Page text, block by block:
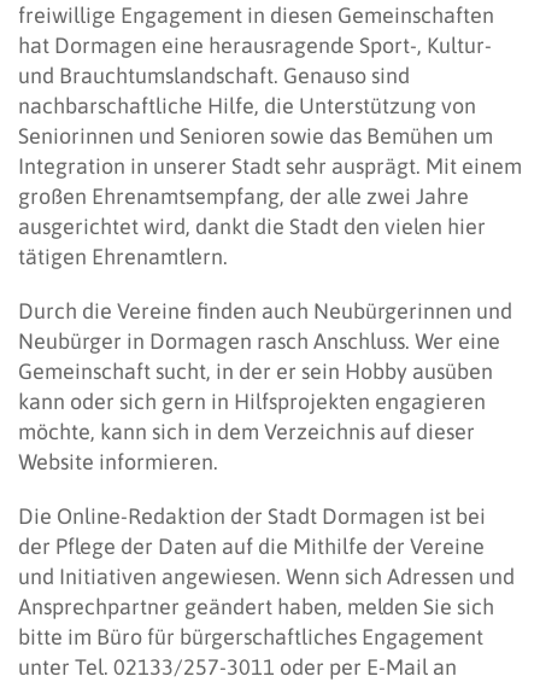
freiwillige Engagement in diesen Gemeinschaften
hat Dormagen eine herausragende Sport-, Kultur-
und Brauchtumslandschaft. Genauso sind
nachbarschaftliche Hilfe, die Unterstützung von
Seniorinnen und Senioren sowie das Bemühen um
Integration in unserer Stadt sehr ausprägt. Mit einem
großen Ehrenamtsempfang, der alle zwei Jahre
ausgerichtet wird, dankt die Stadt den vielen hier
tätigen Ehrenamtlern.
Durch die Vereine finden auch Neubürgerinnen und
Neubürger in Dormagen rasch Anschluss. Wer eine
Gemeinschaft sucht, in der er sein Hobby ausüben
kann oder sich gern in Hilfsprojekten engagieren
möchte, kann sich in dem Verzeichnis auf dieser
Website informieren.
Die Online-Redaktion der Stadt Dormagen ist bei
der Pflege der Daten auf die Mithilfe der Vereine
und Initiativen angewiesen. Wenn sich Adressen und
Ansprechpartner geändert haben, melden Sie sich
bitte im Büro für bürgerschaftliches Engagement
unter Tel. 02133/257-3011 oder per E-Mail an